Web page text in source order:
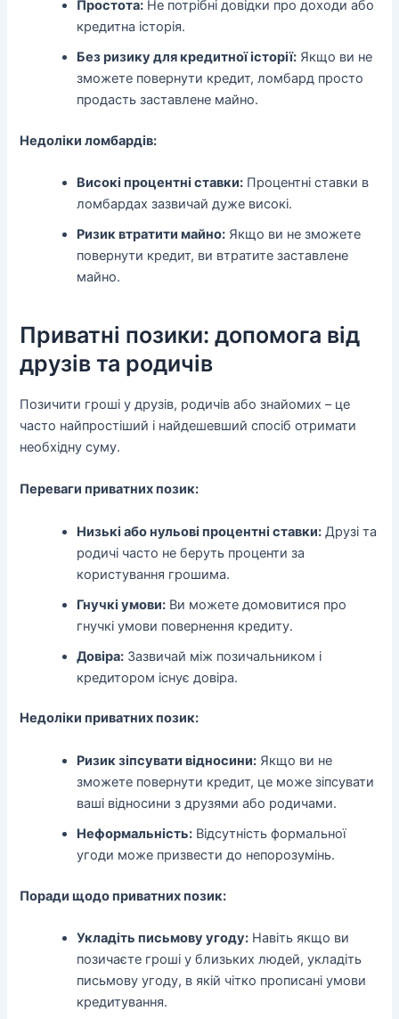
Простота: Не потрібні довідки про доходи або
кредитна історія.
Без ризику для кредитної історії: Якщо ви не
зможете повернути кредит, ломбард просто
продасть заставлене майно.
Недоліки ломбардів:
Високі процентні ставки: Процентні ставки в
ломбардах зазвичай дуже високі.
Ризик втратити майно: Якщо ви не зможете
повернути кредит, ви втратите заставлене
майно.
Приватні позики: допомога від
друзів та родичів
Позичити гроші у друзів, родичів або знайомих – це
часто найпростіший і найдешевший спосіб отримати
необхідну суму.
Переваги приватних позик:
Низькі або нульові процентні ставки: Друзі та
родичі часто не беруть проценти за
користування грошима.
Гнучкі умови: Ви можете домовитися про
гнучкі умови повернення кредиту.
Довіра: Зазвичай між позичальником і
кредитором існує довіра.
Недоліки приватних позик:
Ризик зіпсувати відносини: Якщо ви не
зможете повернути кредит, це може зіпсувати
ваші відносини з друзями або родичами.
Неформальність: Відсутність формальної
угоди може призвести до непорозумінь.
Поради щодо приватних позик:
Укладіть письмову угоду: Навіть якщо ви
позичаєте гроші у близьких людей, укладіть
письмову угоду, в якій чітко прописані умови
кредитування.